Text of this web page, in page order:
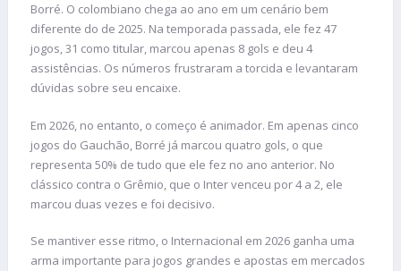
Borré. O colombiano chega ao ano em um cenário bem
diferente do de 2025. Na temporada passada, ele fez 47
jogos, 31 como titular, marcou apenas 8 gols e deu 4
assistências. Os números frustraram a torcida e levantaram
dúvidas sobre seu encaixe.
Em 2026, no entanto, o começo é animador. Em apenas cinco
jogos do Gauchão, Borré já marcou quatro gols, o que
representa 50% de tudo que ele fez no ano anterior. No
clássico contra o Grêmio, que o Inter venceu por 4 a 2, ele
marcou duas vezes e foi decisivo.
Se mantiver esse ritmo, o Internacional em 2026 ganha uma
arma importante para jogos grandes e apostas em mercados